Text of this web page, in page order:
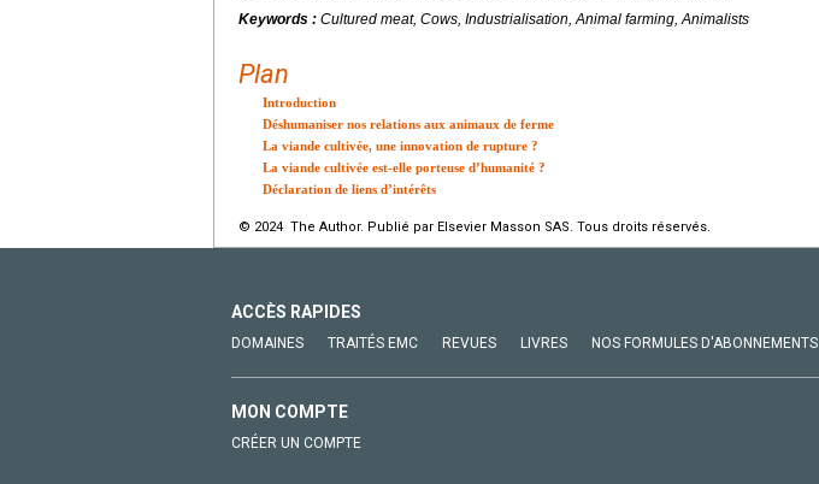
Keywords : Cultured meat, Cows, Industrialisation, Animal farming, Animalists
Plan
Introduction
Déshumaniser nos relations aux animaux de ferme
La viande cultivée, une innovation de rupture ?
La viande cultivée est-elle porteuse d’humanité ?
Déclaration de liens d’intérêts
© 2024 The Author. Publié par Elsevier Masson SAS. Tous droits réservés.
ACCÈS RAPIDES
DOMAINES TRAITÉS EMC REVUES LIVRES NOS FORMULES D'ABONNEMENTS
MON COMPTE
CRÉER UN COMPTE